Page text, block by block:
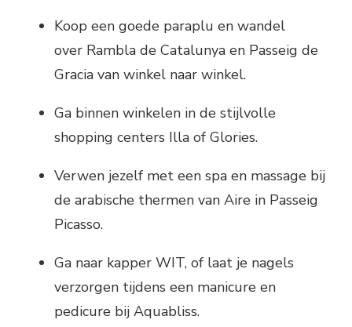
Koop een goede paraplu en wandel
over Rambla de Catalunya en Passeig de
Gracia van winkel naar winkel.
Ga binnen winkelen in de stijlvolle
shopping centers Illa of Glories.
Verwen jezelf met een spa en massage bij
de arabische thermen van Aire in Passeig
Picasso.
Ga naar kapper WIT, of laat je nagels
verzorgen tijdens een manicure en
pedicure bij Aquabliss.